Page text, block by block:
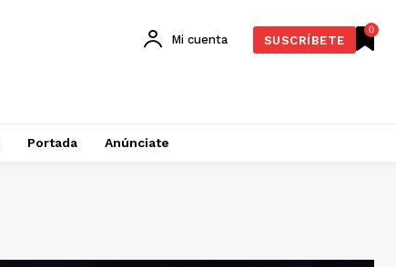
0
Mi cuenta SUSCRÍBETE
Portada Anúnciate